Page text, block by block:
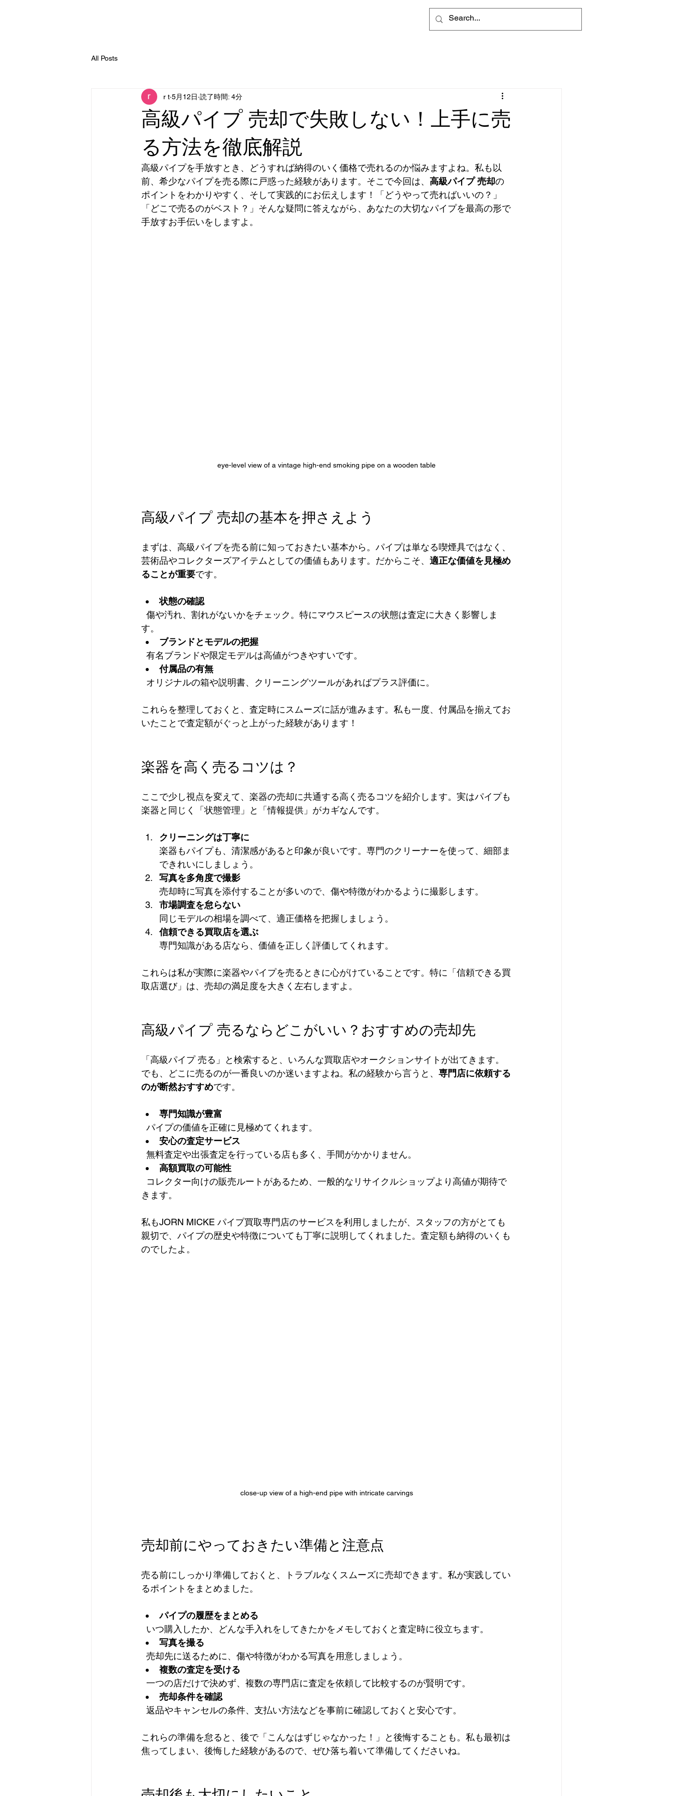
All Posts
高級パイプ 売却で失敗しない！上手に売
る方法を徹底解説
r t 5月12日 読了時間: 4分
高級パイプを手放すとき、どうすれば納得のいく価格で売れるのか悩みますよね。私も以
前、希少なパイプを売る際に戸惑った経験があります。そこで今回は、 高級パイプ 売却の
ポイントをわかりやすく、そして実践的にお伝えします！「どうやって売ればいいの？」
「どこで売るのがベスト？」そんな疑問に答えながら、あなたの大切なパイプを最高の形で
手放すお手伝いをしますよ。
eye-level view of a vintage high-end smoking pipe on a wooden table
高級パイプ 売却の基本を押さえよう
まずは、高級パイプを売る前に知っておきたい基本から。パイプは単なる喫煙具ではなく、
芸術品やコレクターズアイテムとしての価値もあります。だからこそ、 適正な価値を見極め
ることが重要です。
状態の確認
す。
ブランドとモデルの把握
  有名ブランドや限定モデルは高値がつきやすいです。
付属品の有無
  オリジナルの箱や説明書、クリーニングツールがあればプラス評価に。
これらを整理しておくと、査定時にスムーズに話が進みます。私も一度、付属品を揃えてお
いたことで査定額がぐっと上がった経験があります！
楽器を高く売るコツは？
ここで少し視点を変えて、楽器の売却に共通する高く売るコツを紹介します。実はパイプも
楽器と同じく「状態管理」と「情報提供」がカギなんです。
クリーニングは丁寧に
楽器もパイプも、清潔感があると印象が良いです。専門のクリーナーを使って、細部ま
できれいにしましょう。
写真を多角度で撮影
売却時に写真を添付することが多いので、傷や特徴がわかるように撮影します。
市場調査を怠らない
同じモデルの相場を調べて、適正価格を把握しましょう。
信頼できる買取店を選ぶ
専門知識がある店なら、価値を正しく評価してくれます。
これらは私が実際に楽器やパイプを売るときに心がけていることです。特に「信頼できる買
取店選び」は、売却の満足度を大きく左右しますよ。
高級パイプ 売るならどこがいい？おすすめの売却先
「高級パイプ 売る」と検索すると、いろんな買取店やオークションサイトが出てきます。
でも、どこに売るのが一番良いのか迷いますよね。私の経験から言うと、 専門店に依頼する
のが断然おすすめです。
専門知識が豊富
  パイプの価値を正確に見極めてくれます。
安心の査定サービス
  無料査定や出張査定を行っている店も多く、手間がかかりません。
高額買取の可能性
きます。
私もJORN MICKE パイプ買取専門店のサービスを利用しましたが、スタッフの方がとても
親切で、パイプの歴史や特徴についても丁寧に説明してくれました。査定額も納得のいくも
のでしたよ。
close-up view of a high-end pipe with intricate carvings
売却前にやっておきたい準備と注意点
売る前にしっかり準備しておくと、トラブルなくスムーズに売却できます。私が実践してい
るポイントをまとめました。
パイプの履歴をまとめる
  いつ購入したか、どんな手入れをしてきたかをメモしておくと査定時に役立ちます。
写真を撮る
  売却先に送るために、傷や特徴がわかる写真を用意しましょう。
複数の査定を受ける
  一つの店だけで決めず、複数の専門店に査定を依頼して比較するのが賢明です。
売却条件を確認
  返品やキャンセルの条件、支払い方法などを事前に確認しておくと安心です。
これらの準備を怠ると、後で「こんなはずじゃなかった！」と後悔することも。私も最初は
焦ってしまい、後悔した経験があるので、ぜひ落ち着いて準備してくださいね。